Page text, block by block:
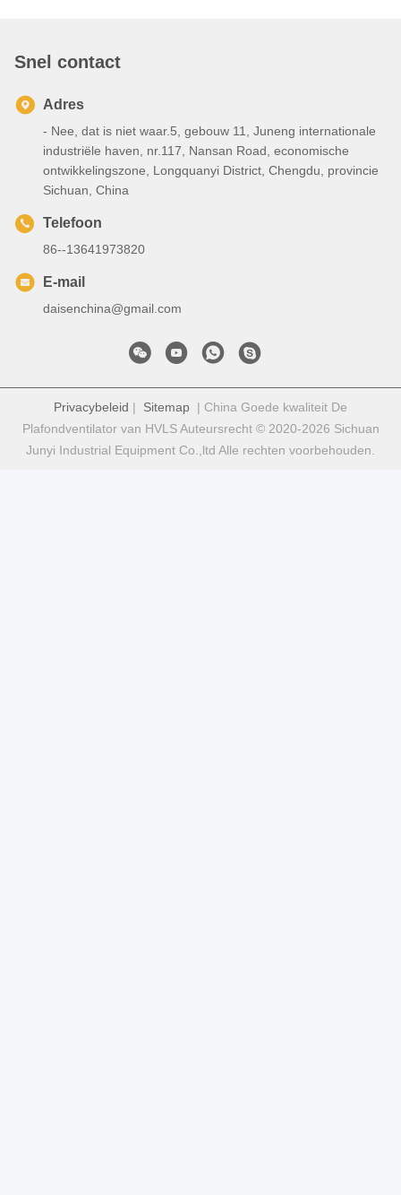
Snel contact
Adres
- Nee, dat is niet waar.5, gebouw 11, Juneng internationale
industriële haven, nr.117, Nansan Road, economische
ontwikkelingszone, Longquanyi District, Chengdu, provincie
Sichuan, China
Telefoon
86--13641973820
E-mail
daisenchina@gmail.com
Privacybeleid | Sitemap | China Goede kwaliteit De
Plafondventilator van HVLS Auteursrecht © 2020-2026 Sichuan
Junyi Industrial Equipment Co.,ltd Alle rechten voorbehouden.